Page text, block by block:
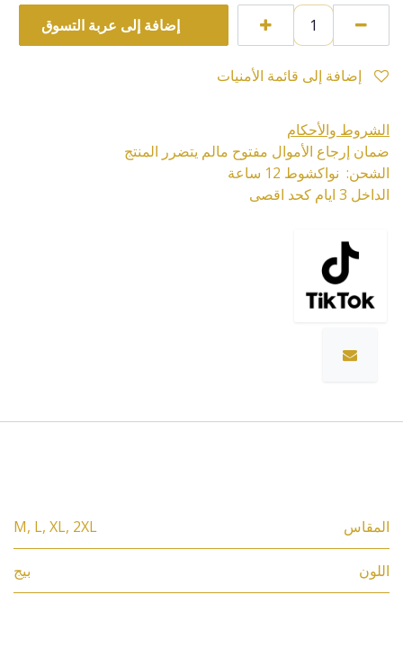
إضافة إلى عربة التسوق
الشروط والأحكام
ضمان إرجاع الأموال مفتوح مالم يتضرر المنتج
الشحن: نواكشوط 12 ساعة
الداخل 3 ايام كحد اقصى
المقاس M, L, XL, 2XL
اللون بيج